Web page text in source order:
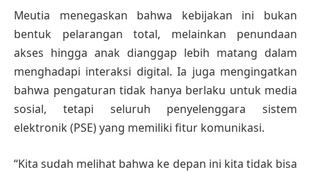
Meutia menegaskan bahwa kebijakan ini bukan
bentuk pelarangan total, melainkan penundaan
akses hingga anak dianggap lebih matang dalam
menghadapi interaksi digital. Ia juga mengingatkan
bahwa pengaturan tidak hanya berlaku untuk media
sosial, tetapi seluruh penyelenggara sistem
elektronik (PSE) yang memiliki fitur komunikasi.
“Kita sudah melihat bahwa ke depan ini kita tidak bisa